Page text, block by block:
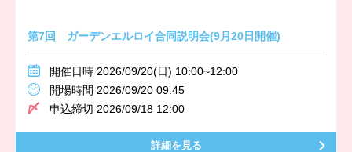
第7回 ガーデンエルロイ合同説明会(9月20日開催)
開催日時 2026/09/20(日) 10:00~12:00
開場時間 2026/09/20 09:45
申込締切 2026/09/18 12:00
詳細を見る